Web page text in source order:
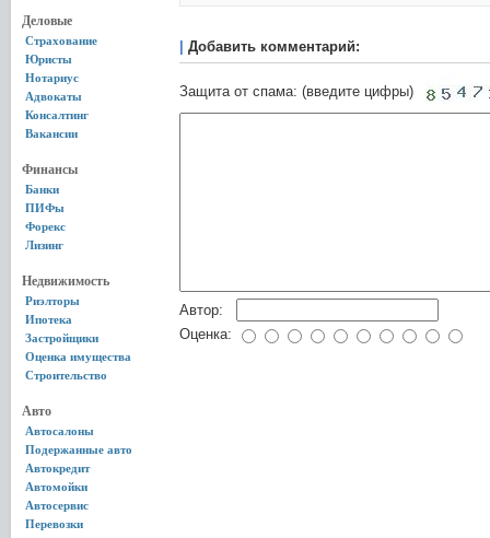
Деловые
Страхование
Юристы
Нотариус
Адвокаты
Консалтинг
Вакансии
Финансы
Банки
ПИФы
Форекс
Лизинг
Недвижимость
Риэлторы
Ипотека
Застройщики
Оценка имущества
Строительство
Авто
Автосалоны
Подержанные авто
Автокредит
Автомойки
Автосервис
Перевозки
Добавить комментарий:
Защита от спама: (введите цифры)
Автор:
Оценка: